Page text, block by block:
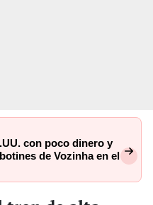
con poco dinero y
de Vozinha en el